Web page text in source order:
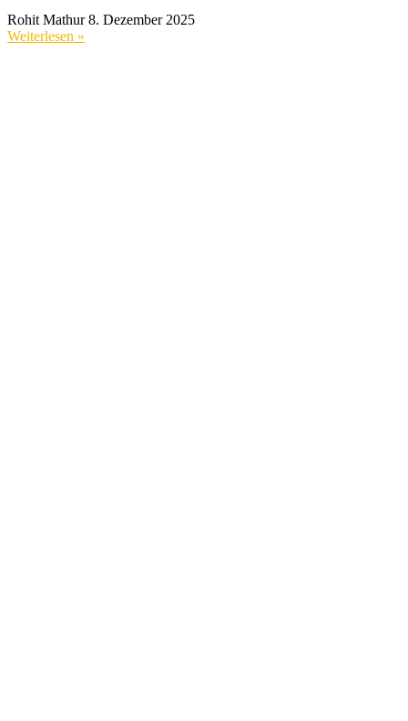
Rohit Mathur8. Dezember 2025
Weiterlesen »